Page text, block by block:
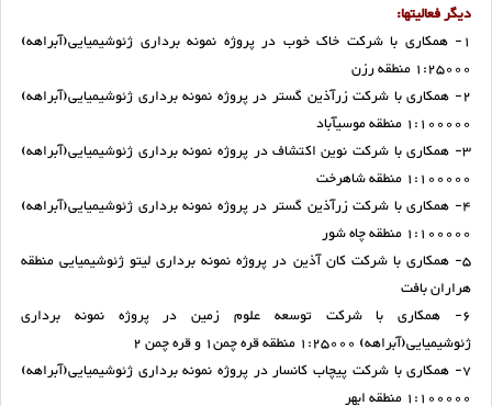
دیگر فعالیتها:
1- همکاری با شرکت خاک خوب در پروژه نمونه برداری ژئوشیمیایی(آبراهه)
1:25000 منطقه رزن
2- همکاری با شرکت زرآذین گستر در پروژه نمونه برداری ژئوشیمیایی(آبراهه)
1:100000 منطقه موسی­آباد
3- همکاری با شرکت نوین اکتشاف در پروژه نمونه برداری ژئوشیمیایی(آبراهه)
1:100000 منطقه شاهرخت
4- همکاری با شرکت زرآذین گستر در پروژه نمونه برداری ژئوشیمیایی(آبراهه)
1:100000 منطقه چاه شور
5- همکاری با شرکت کان آذین در پروژه نمونه برداری لیتو ژئوشیمیایی منطقه
هراران بافت
6- همکاری با شرکت توسعه علوم زمین در پروژه نمونه برداری
ژئوشیمیایی(آبراهه) 1:25000 منطقه قره چمن1 و قره چمن 2
7- همکاری با شرکت پیچاب کانسار در پروژه نمونه برداری ژئوشیمیایی(آبراهه)
1:100000 منطقه ابهر